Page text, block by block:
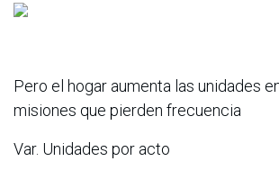
Pero el hogar aumenta las unidades
misiones que pierden frecuencia
Var. Unidades por acto